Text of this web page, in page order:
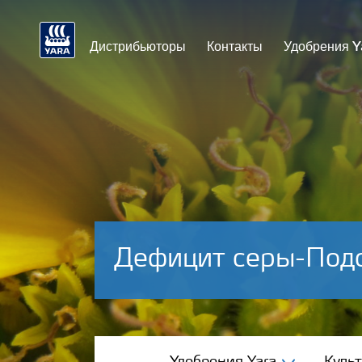
Дистрибьюторы Контакты Удобрения
Дефицит серы-
Удобрения Yara